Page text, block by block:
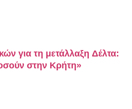
για τη μετάλλαξη Δέλτα:
στην Κρήτη»